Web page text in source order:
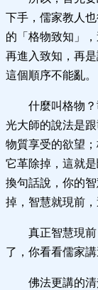
下手，儒家教人
的「格物致知」
再進入致知，再
這個順序不能亂。
什麼叫格物
光大師的說法是
物質享受的欲望
它革除掉，這就
換句話說，你的
掉，智慧就現前，
真正智慧現
了，你看看儒家
佛法更講的